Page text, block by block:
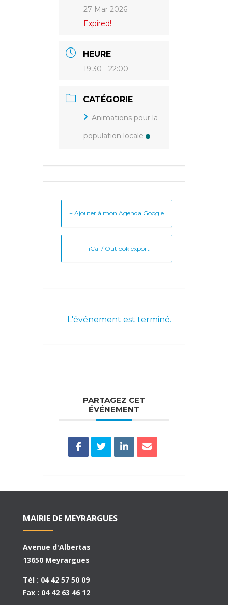
27 Mar 2026
Expired!
HEURE
19:30 - 22:00
CATÉGORIE
Animations pour la
population locale
+ Ajouter à mon Agenda Google
+ iCal / Outlook export
L'événement est terminé.
PARTAGEZ CET
ÉVÉNEMENT
MAIRIE DE MEYRARGUES
Avenue d'Albertas
13650 Meyrargues
Tél : 04 42 57 50 09
Fax : 04 42 63 46 12